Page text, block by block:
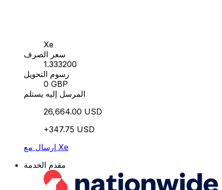
Xe
سعر الصرف
1.333200
رسوم التحويل
0 GBP
المرسل إليه يستلم
26,664.00 USD
+347.75 USD
إرسال مع Xe
مقدم الخدمة